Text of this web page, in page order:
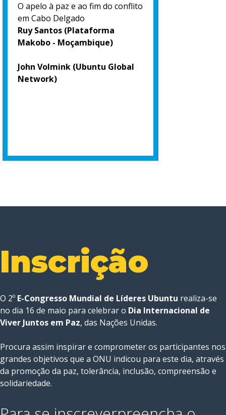
O apelo à paz e ao fim do conflito
em Cabo Delgado
Ruy Santos (Plataforma
Makobo - Moçambique)
John Volmink (Ubuntu Global
Network)
Inscrição
O 2º E-Congresso Mundial de Líderes Ubuntu realiza-se
no dia 16 de maio para celebrar o Dia Internacional de
Viver Juntos em Paz, das Nações Unidas.
Procura assim inspirar e comprometer os participantes nos
grandes objetivos que a ONU indicou para este dia, através
da promoção da paz, tolerância, inclusão, compreensão e
solidariedade.